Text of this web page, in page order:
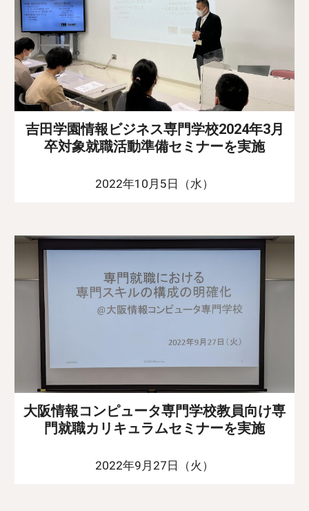
吉田学園情報ビジネス専門学校2024年3月
卒対象就職活動準備セミナーを実施
2022年10月5日（水）
大阪情報コンピュータ専門学校教員向け専
門就職カリキュラムセミナーを実施
2022年9月27日（火）